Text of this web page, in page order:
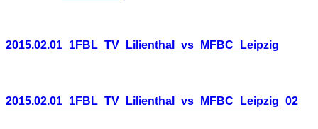
2015.02.01_1FBL_TV_Lilienthal_vs_MFBC_Leipzig
2015.02.01_1FBL_TV_Lilienthal_vs_MFBC_Leipzig_02